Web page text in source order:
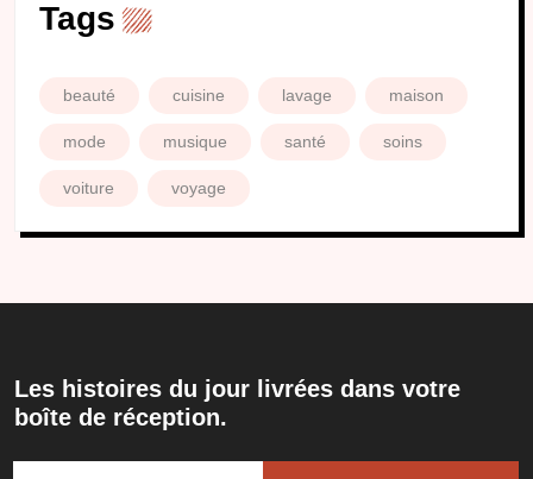
Tags
beauté cuisine lavage maison
mode musique santé soins
voiture voyage
Les histoires du jour livrées dans votre
boîte de réception.